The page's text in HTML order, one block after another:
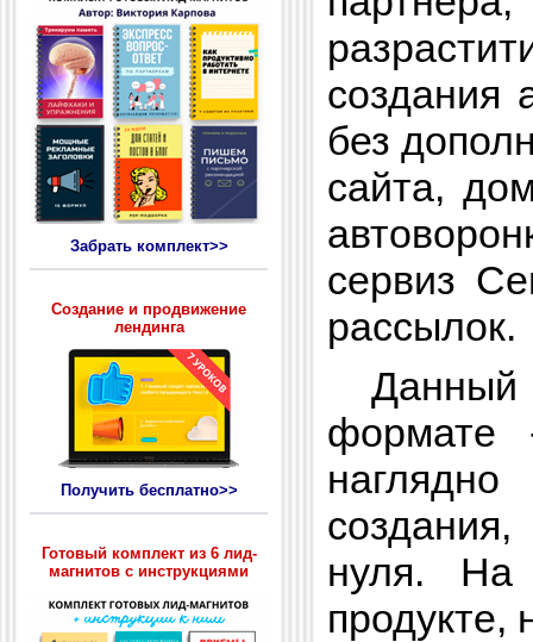
Забрать комплект>>
Создание и продвижение
лендинга
Получить бесплатно>>
Готовый комплект из 6 лид-
магнитов с инструкциями
создания
без
сайта,
сервиз
рассылок.
Данный
формате
нуля. На
продукте,